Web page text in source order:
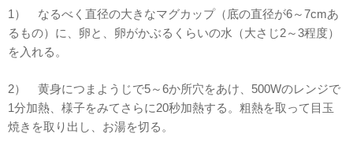
1） なるべく直径の大きなマグカップ（底の直径が6～7cmあ
るもの）に、卵と、卵がかぶるくらいの水（大さじ2～3程度）
を入れる。
2） 黄身につまようじで5～6か所穴をあけ、500Wのレンジで
1分加熱、様子をみてさらに20秒加熱する。粗熱を取って目玉
焼きを取り出し、お湯を切る。